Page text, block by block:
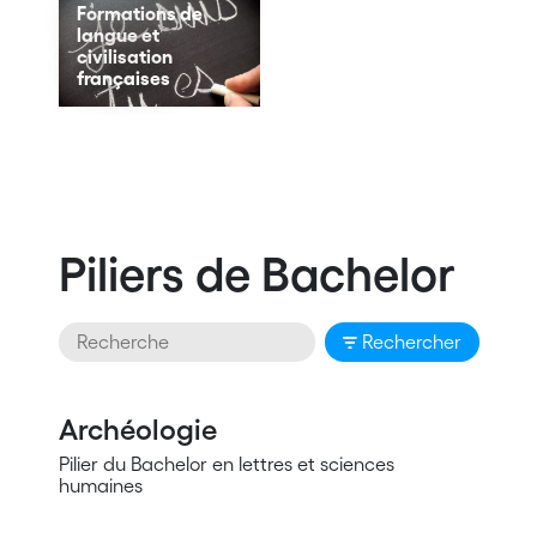
Formations de
langue et
civilisation
françaises
Piliers de Bachelor
Rechercher
Archéologie
Pilier du Bachelor en lettres et sciences
humaines